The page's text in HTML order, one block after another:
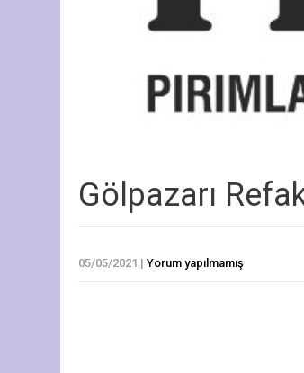
Gölpazarı
05/05/2021 | Yorum yapılmamış